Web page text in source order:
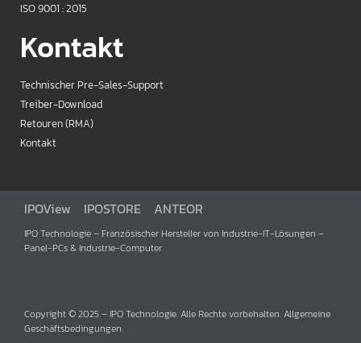
ISO 9001 : 2015
Kontakt
Technischer Pre-Sales-Support
Treiber-Download
Retouren (RMA)
Kontakt
IPOView IPOSTORE ANTEOR
IPO Technologie – Französischer Hersteller von Industrie-IT-Lösungen –
Panel-PCs & Industrie-Computer
Copyright © 2025 – IPO Technologie. Alle Rechte vorbehalten. Allgemeine
Geschäftsbedingungen.